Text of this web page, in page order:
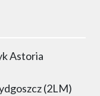
Astoria
(2LM)